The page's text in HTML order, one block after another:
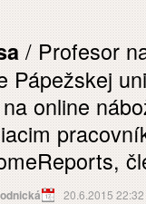
/ Profesor
Pápežskej
online
20.6.2015 22:32